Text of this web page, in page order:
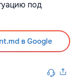
под
в Google